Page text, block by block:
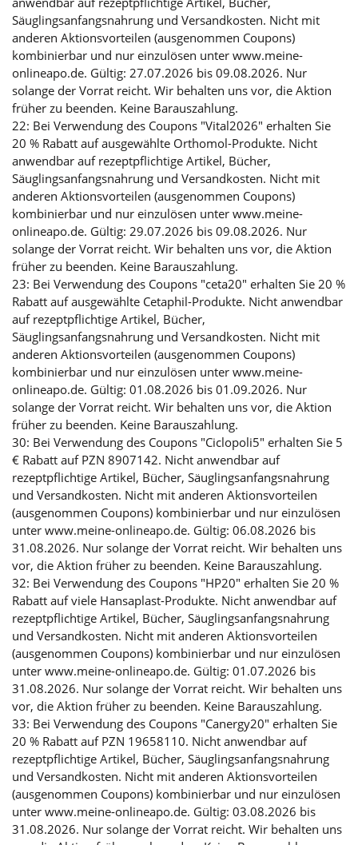
Säuglingsanfangsnahrung und Versandkosten. Nicht mit
anderen Aktionsvorteilen (ausgenommen Coupons)
kombinierbar und nur einzulösen unter www.meine-
onlineapo.de. Gültig: 27.07.2026 bis 09.08.2026. Nur
solange der Vorrat reicht. Wir behalten uns vor, die Aktion
früher zu beenden. Keine Barauszahlung.
22: Bei Verwendung des Coupons "Vital2026" erhalten Sie
20 % Rabatt auf ausgewählte Orthomol-Produkte. Nicht
anwendbar auf rezeptpflichtige Artikel, Bücher,
Säuglingsanfangsnahrung und Versandkosten. Nicht mit
anderen Aktionsvorteilen (ausgenommen Coupons)
kombinierbar und nur einzulösen unter www.meine-
onlineapo.de. Gültig: 29.07.2026 bis 09.08.2026. Nur
solange der Vorrat reicht. Wir behalten uns vor, die Aktion
früher zu beenden. Keine Barauszahlung.
23: Bei Verwendung des Coupons "ceta20" erhalten Sie 20 %
Rabatt auf ausgewählte Cetaphil-Produkte. Nicht anwendbar
auf rezeptpflichtige Artikel, Bücher,
Säuglingsanfangsnahrung und Versandkosten. Nicht mit
anderen Aktionsvorteilen (ausgenommen Coupons)
kombinierbar und nur einzulösen unter www.meine-
onlineapo.de. Gültig: 01.08.2026 bis 01.09.2026. Nur
solange der Vorrat reicht. Wir behalten uns vor, die Aktion
früher zu beenden. Keine Barauszahlung.
30: Bei Verwendung des Coupons "Ciclopoli5" erhalten Sie 5
€ Rabatt auf PZN 8907142. Nicht anwendbar auf
rezeptpflichtige Artikel, Bücher, Säuglingsanfangsnahrung
und Versandkosten. Nicht mit anderen Aktionsvorteilen
(ausgenommen Coupons) kombinierbar und nur einzulösen
unter www.meine-onlineapo.de. Gültig: 06.08.2026 bis
31.08.2026. Nur solange der Vorrat reicht. Wir behalten uns
vor, die Aktion früher zu beenden. Keine Barauszahlung.
32: Bei Verwendung des Coupons "HP20" erhalten Sie 20 %
Rabatt auf viele Hansaplast-Produkte. Nicht anwendbar auf
rezeptpflichtige Artikel, Bücher, Säuglingsanfangsnahrung
und Versandkosten. Nicht mit anderen Aktionsvorteilen
(ausgenommen Coupons) kombinierbar und nur einzulösen
unter www.meine-onlineapo.de. Gültig: 01.07.2026 bis
31.08.2026. Nur solange der Vorrat reicht. Wir behalten uns
vor, die Aktion früher zu beenden. Keine Barauszahlung.
33: Bei Verwendung des Coupons "Canergy20" erhalten Sie
20 % Rabatt auf PZN 19658110. Nicht anwendbar auf
rezeptpflichtige Artikel, Bücher, Säuglingsanfangsnahrung
und Versandkosten. Nicht mit anderen Aktionsvorteilen
(ausgenommen Coupons) kombinierbar und nur einzulösen
unter www.meine-onlineapo.de. Gültig: 03.08.2026 bis
31.08.2026. Nur solange der Vorrat reicht. Wir behalten uns